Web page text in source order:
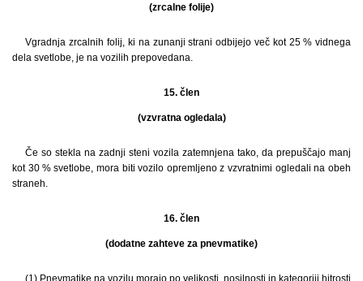
(zrcalne folije)
Vgradnja zrcalnih folij, ki na zunanji strani odbijejo več kot 25 % vidnega
dela svetlobe, je na vozilih prepovedana.
15. člen
(vzvratna ogledala)
Če so stekla na zadnji steni vozila zatemnjena tako, da prepuščajo manj
kot 30 % svetlobe, mora biti vozilo opremljeno z vzvratnimi ogledali na obeh
straneh.
16. člen
(dodatne zahteve za pnevmatike)
(1) Pnevmatike na vozilu morajo po velikosti, nosilnosti in kategoriji hitrosti